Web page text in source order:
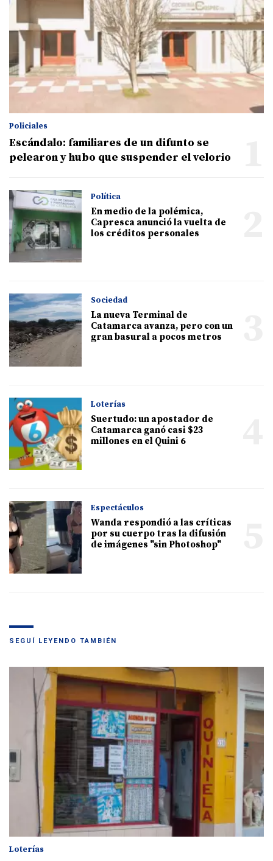
Policiales
Escándalo: familiares de un difunto se
pelearon y hubo que suspender el velorio
Política
En medio de la polémica,
Capresca anunció la vuelta de
los créditos personales
Sociedad
La nueva Terminal de
Catamarca avanza, pero con un
gran basural a pocos metros
Loterías
Suertudo: un apostador de
Catamarca ganó casi $23
millones en el Quini 6
Espectáculos
Wanda respondió a las críticas
por su cuerpo tras la difusión
de imágenes "sin Photoshop"
SEGUÍ LEYENDO TAMBIÉN
Loterías